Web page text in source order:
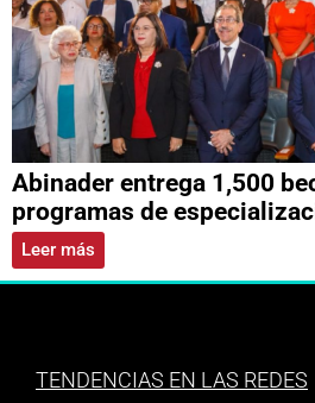
Abinader entrega 1,500
programas de
Leer más
TENDENCIAS EN LAS REDES